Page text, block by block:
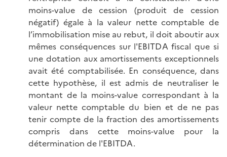
moins-value de cession (produit de cession
négatif) égale à la valeur nette comptable de
l’immobilisation mise au rebut, il doit aboutir aux
mêmes conséquences sur l'EBITDA fiscal que si
une dotation aux amortissements exceptionnels
avait été comptabilisée. En conséquence, dans
cette hypothèse, il est admis de neutraliser le
montant de la moins-value correspondant à la
valeur nette comptable du bien et de ne pas
tenir compte de la fraction des amortissements
compris dans cette moins-value pour la
détermination de l'EBITDA.